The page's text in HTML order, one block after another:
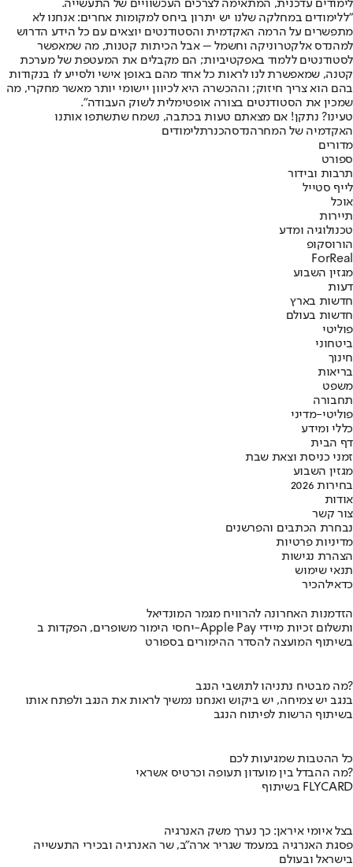
לימודים עדכנית, המתאימה לצרכים העכשוויים של התעשייה.
"ללימודים במחלקה שלנו יש יתרון ביחס למקומות אחרים: אנחנו לא
מתפשרים על הרמה האקדמית והסטודנטים יוצאים עם כל הידע הדרוש
למהנדס אלקטרוניקה וחשמל – אבל הכיתות קטנות, מה שמאפשר
לסטודנטים ללמוד באפקטיביות; הם מקבלים את המעטפת של מערכת
קטנה, שמאפשרת לנו לראות כל אחד מהם באופן אישי ולסייע לו בנקודות
בהם הוא צריך חיזוק; וההכשרה היא לכיוון יישומי יותר מאשר מחקרי, מה
שמכין את הסטודנטים בצורה אופטימלית לשוק העבודה".
טעינו? נתקן! אם מצאתם טעות בכתבה, נשמח שתשתפו אותנו
האקדמיה של המחרהנדסהכנרתלימודים
מדורים
ספורט
תרבות ובידור
לייף סטייל
אוכל
תיירות
טכנולוגיה ומדע
הורוסקופ
ForReal
מגזין השבוע
דעות
חדשות בארץ
חדשות בעולם
פוליטי
ביטחוני
חינוך
בריאות
משפט
תחבורה
פוליטי-מדיני
כללי ומידע
דף הבית
זמני כניסת וצאת שבת
מגזין השבוע
בחירות 2026
אודות
צור קשר
נבחרת הכתבים והפרשנים
מדיניות פרטיות
הצהרת נגישות
תנאי שימוש
כדאילהכיר
הזדמנות האחרונה להרוויח מגמר המונדיאל
יחסי הימור משופרים, הפקדות ב-Apple Pay ותשלום זכיות מיידי
בשיתוף המועצה להסדר ההימורים בספורט
מה מבטיח נתניהו לתושבי הנגב?
בנגב יש צמיחה, יש ביקוש ואנחנו נמשיך לראות את הנגב ולפתח אותו
בשיתוף הרשות לפיתוח הנגב
כל ההטבות שמגיעות לכם
מה ההבדל בין מועדון תעופה וכרטיס אשראי?
בשיתוף FLYCARD
בצל איומי איראן: כך נערך משק האנרגיה
פסגת האנרגיה במעמד שגריר ארה"ב, שר האנרגיה ובכירי התעשייה
בישראל ובעולם